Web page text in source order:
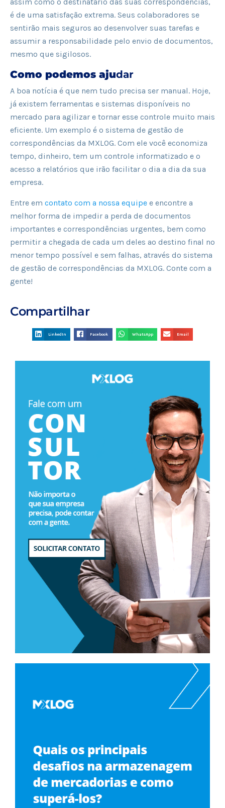
é de uma satisfação extrema. Seus colaboradores se
sentirão mais seguros ao desenvolver suas tarefas e
assumir a responsabilidade pelo envio de documentos,
mesmo que sigilosos.
Como podemos ajudar
A boa notícia é que nem tudo precisa ser manual. Hoje,
já existem ferramentas e sistemas disponíveis no
mercado para agilizar e tornar esse controle muito mais
eficiente. Um exemplo é o sistema de gestão de
correspondências da MXLOG. Com ele você economiza
tempo, dinheiro, tem um controle informatizado e o
acesso a relatórios que irão facilitar o dia a dia da sua
empresa.
Entre em contato com a nossa equipe e encontre a
melhor forma de impedir a perda de documentos
importantes e correspondências urgentes, bem como
permitir a chegada de cada um deles ao destino final no
menor tempo possível e sem falhas, através do sistema
de gestão de correspondências da MXLOG. Conte com a
gente!
Compartilhar
LinkedIn Facebook WhatsApp Email